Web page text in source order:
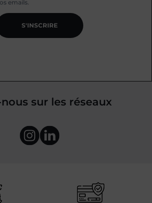
emails.
S'INSCRIRE
sur les réseaux